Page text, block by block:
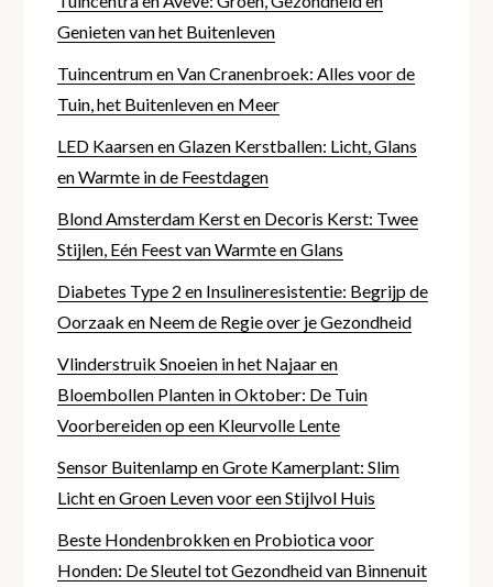
Genieten van het Buitenleven
Tuincentrum en Van Cranenbroek: Alles voor de
Tuin, het Buitenleven en Meer
LED Kaarsen en Glazen Kerstballen: Licht, Glans
en Warmte in de Feestdagen
Blond Amsterdam Kerst en Decoris Kerst: Twee
Stijlen, Eén Feest van Warmte en Glans
Diabetes Type 2 en Insulineresistentie: Begrijp de
Oorzaak en Neem de Regie over je Gezondheid
Vlinderstruik Snoeien in het Najaar en
Bloembollen Planten in Oktober: De Tuin
Voorbereiden op een Kleurvolle Lente
Sensor Buitenlamp en Grote Kamerplant: Slim
Licht en Groen Leven voor een Stijlvol Huis
Beste Hondenbrokken en Probiotica voor
Honden: De Sleutel tot Gezondheid van Binnenuit